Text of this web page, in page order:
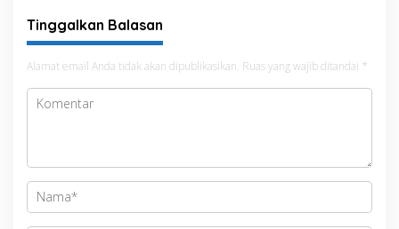
Tinggalkan Balasan
Alamat email Anda tidak akan dipublikasikan. Ruas yang wajib ditandai *